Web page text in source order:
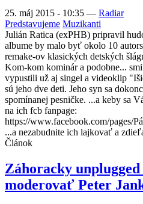
25. máj 2015 - 10:35 — Radiar
Predstavujeme Muzikanti
Julián Ratica (exPHB) pripravil
albume by malo byť okolo 10
remake-ov klasických detských
Kom-kom kominár a podobne...
vypustili už aj singel a videoklip
sú jeho dve deti. Jeho syn sa
spomínanej pesničke. ...a keby sa
na ich fcb fanpage:
https://www.facebook.com/pages/
...a nezabudnite ich lajkovať a
Článok
Záhoracky
moderovať Peter